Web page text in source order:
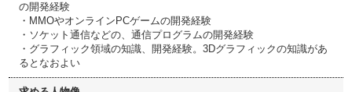
の開発経験
・MMOやオンラインPCゲームの開発経験
・ソケット通信などの、通信プログラムの開発経験
・グラフィック領域の知識、開発経験。3Dグラフィックの知識があ
るとなおよい